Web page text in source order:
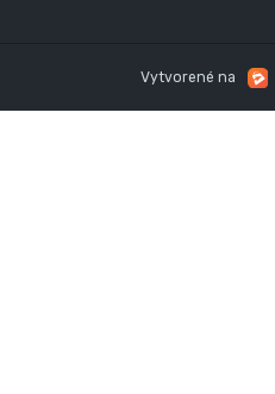
Vytvorené na